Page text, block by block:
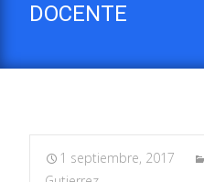
DOCENTE
1 septiembre, 2017